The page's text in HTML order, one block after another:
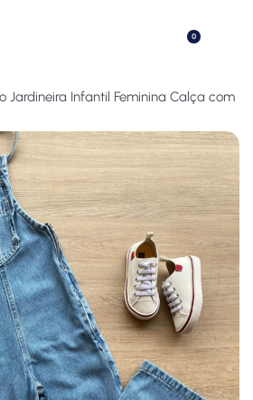
0
Jardineira Infantil Feminina Calça com